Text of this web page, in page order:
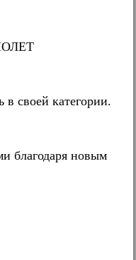
в своей категории.
благодаря новым